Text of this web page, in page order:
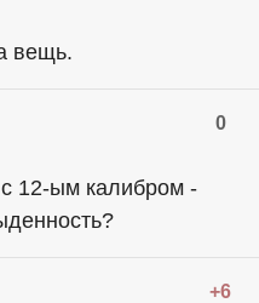
вещь.
0
12-ым калибром -
+6